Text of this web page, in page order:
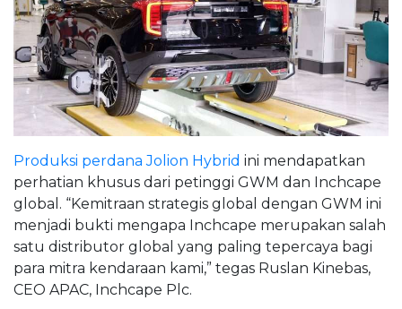
Produksi perdana Jolion Hybrid ini mendapatkan
perhatian khusus dari petinggi GWM dan Inchcape
global. “Kemitraan strategis global dengan GWM ini
menjadi bukti mengapa Inchcape merupakan salah
satu distributor global yang paling tepercaya bagi
para mitra kendaraan kami,” tegas Ruslan Kinebas,
CEO APAC, Inchcape Plc.